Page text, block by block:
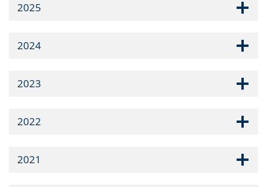
2025
2024
2023
2022
2021